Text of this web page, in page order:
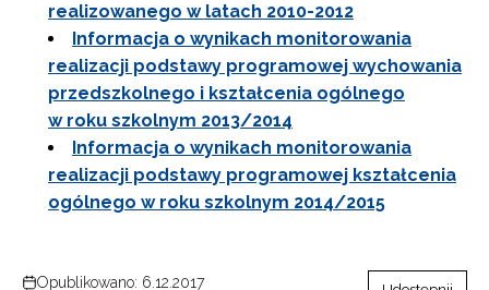
realizowanego w latach 2010-2012
Informacja o wynikach monitorowania
realizacji podstawy programowej wychowania
przedszkolnego i kształcenia ogólnego
w roku szkolnym 2013/2014
Informacja o wynikach monitorowania
realizacji podstawy programowej kształcenia
ogólnego w roku szkolnym 2014/2015
Opublikowano: 6.12.2017